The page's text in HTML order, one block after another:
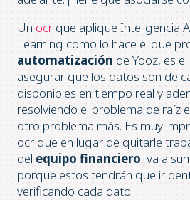
Un ocr que aplique Inteligencia
Learning como lo hace el que
automatización de Yooz, es
asegurar que los datos son de
disponibles en tiempo real y
resolviendo el problema de raíz
otro problema más. Es muy
ocr que en lugar de quitarle
del equipo financiero, va a
porque estos tendrán que ir
verificando cada dato.